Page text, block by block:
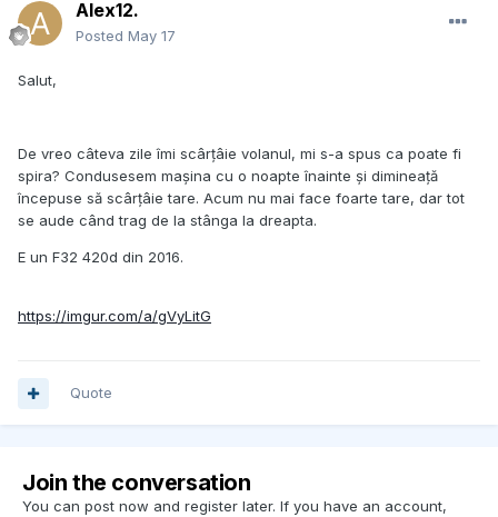
Alex12.
Posted May 17
Salut,
De vreo câteva zile îmi scârțâie volanul, mi s-a spus ca poate fi
spira? Condusesem mașina cu o noapte înainte și dimineață
începuse să scârțâie tare. Acum nu mai face foarte tare, dar tot
se aude când trag de la stânga la dreapta.
E un F32 420d din 2016.
https://imgur.com/a/gVyLitG
Quote
Join the conversation
You can post now and register later. If you have an account,